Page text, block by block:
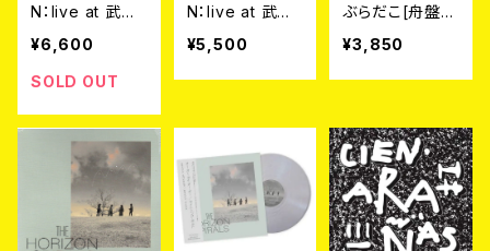
N：live at 武道
館 (Blu-ray)
¥6,600
SOLD OUT
N：live at 武道
館 (DVD)
¥5,500
ぶらだこ[舟盤]
(LP)
¥3,850